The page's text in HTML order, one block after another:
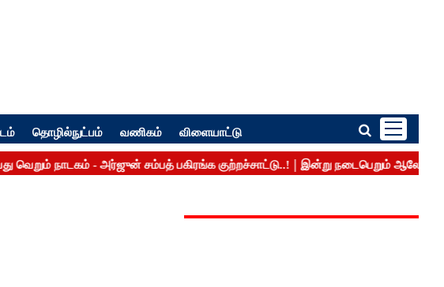
தொழில்நுட்பம் வணிகம் விளையாட்டு